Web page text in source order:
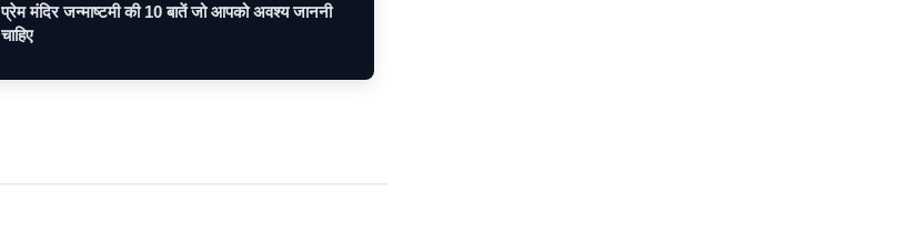
प्रेम मंदिर जन्माष्टमी की 10 बातें जो आपको अवश्य जाननी
चाहिए